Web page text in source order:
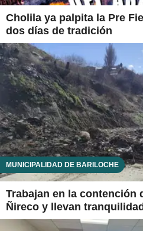
Cholila ya palpita la Pre
dos días de tradición
MUNICIPALIDAD DE BARILOCHE
Trabajan en la contención
Ñireco y llevan